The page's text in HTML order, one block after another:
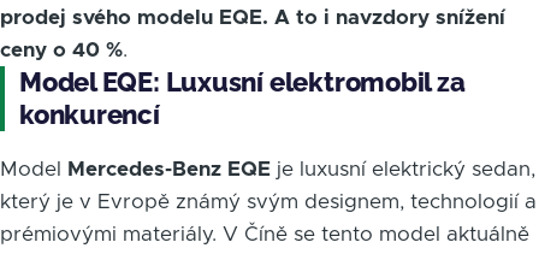
prodej svého modelu EQE. A to i navzdory snížení
ceny o 40 %.
Model EQE: Luxusní elektromobil za
konkurencí
Model Mercedes-Benz EQE je luxusní elektrický sedan,
který je v Evropě známý svým designem, technologií a
prémiovými materiály. V Číně se tento model aktuálně